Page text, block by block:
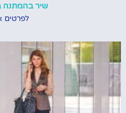
שיר בהמתנה
לפרטים